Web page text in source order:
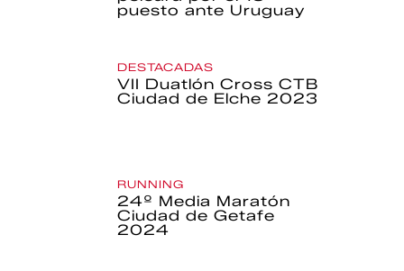
puesto ante Uruguay
DESTACADAS
VII Duatlón Cross CTB
Ciudad de Elche 2023
RUNNING
24º Media Maratón
Ciudad de Getafe
2024